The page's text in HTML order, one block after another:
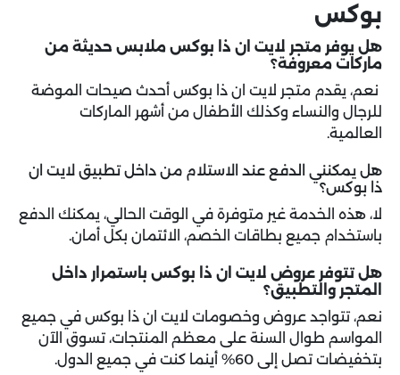
بوكس
هل يوفر متجر لايت ان ذا بوكس ملابس حديثة من
ماركات معروفة؟
نعم، يقدم متجر لايت ان ذا بوكس أحدث صيحات الموضة
للرجال والنساء وكذلك الأطفال من أشهر الماركات
العالمية.
هل يمكنني الدفع عند الاستلام من داخل تطبيق لايت ان
ذا بوكس؟
لا، هذه الخدمة غير متوفرة في الوقت الحالي، يمكنك الدفع
باستخدام جميع بطاقات الخصم، الائتمان بكل أمان.
هل تتوفر عروض لايت ان ذا بوكس باستمرار داخل
المتجر والتطبيق؟
نعم، تتواجد عروض وخصومات لايت ان ذا بوكس في جميع
المواسم طوال السنة على معظم المنتجات، تسوق الآن
بتخفيضات تصل إلى 60% أينما كنت في جميع الدول.